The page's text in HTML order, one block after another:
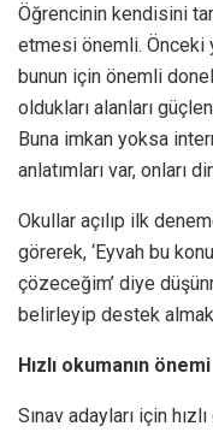
Öğrencinin kendisini
etmesi önemli. Önceki
bunun için önemli
oldukları alanları
Buna imkan yoksa
anlatımları var, onları
Okullar açılıp ilk
görerek, ‘Eyvah bu
çözeceğim’ diye
belirleyip destek almak,
Hızlı okumanın önemi
Sınav adayları için